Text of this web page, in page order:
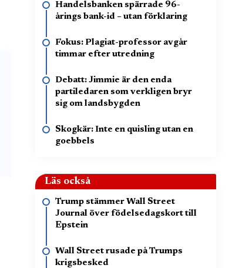
Handelsbanken spärrade 96-
årings bank-id – utan förklaring
Fokus: Plagiat-professor avgår
timmar efter utredning
Debatt: Jimmie är den enda
partiledaren som verkligen bryr
sig om landsbygden
Skogkär: Inte en quisling utan en
goebbels
Läs också
Trump stämmer Wall Street
Journal över födelsedagskort till
Epstein
Wall Street rusade på Trumps
krigsbesked